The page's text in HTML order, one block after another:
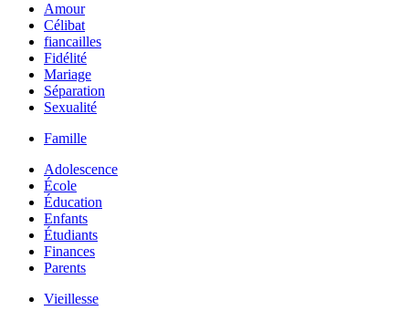
Amour
Célibat
fiancailles
Fidélité
Mariage
Séparation
Sexualité
Famille
Adolescence
École
Éducation
Enfants
Étudiants
Finances
Parents
Vieillesse